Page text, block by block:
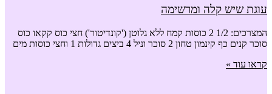
עוגת שיש קלה ומרשימה
המצרכים: 1/2 2 כוסות קמח ללא גלוטן ('קונדיטור') חצי כוס קקאו כוס
סוכר קנים כף קינמון טחון 2 סוכר וניל 4 ביצים גדולות 1 וחצי כוסות מים
קראו עוד »